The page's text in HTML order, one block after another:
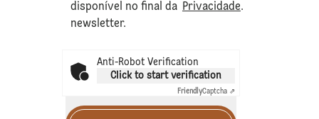
disponível no final da
newsletter.
Privacidade.
Anti-Robot Verification
Click to start verification
FriendlyCaptcha ⇗